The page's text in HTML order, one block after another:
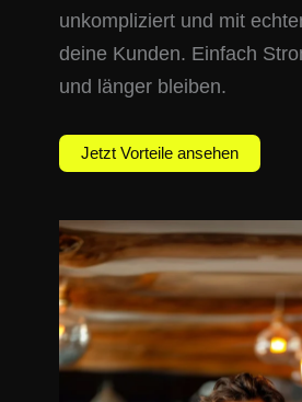
unkompliziert und mit
deine Kunden. Einfach
und länger bleiben.
Jetzt Vorteile ansehen